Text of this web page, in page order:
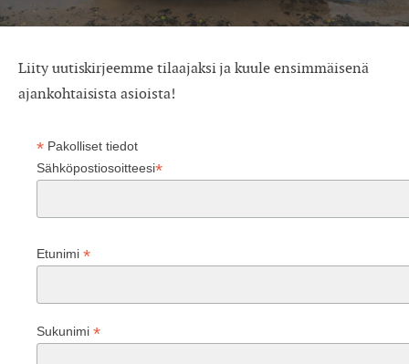
Liity uutiskirjeemme tilaajaksi ja kuule ensimmäisenä
ajankohtaisista asioista!
* Pakolliset tiedot
Sähköpostiosoitteesi*
Etunimi *
Sukunimi *